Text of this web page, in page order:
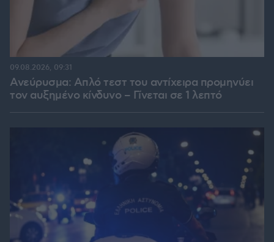
Ανεύρυσμα: Απλό τεστ του αντίχειρα προμηνύει
τον αυξημένο κίνδυνο – Γίνεται σε 1 λεπτό
09.08.2026, 09:31